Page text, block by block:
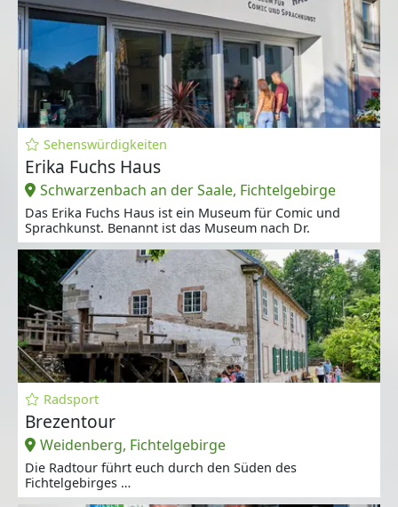
Sehenswürdigkeiten
Erika Fuchs Haus
Schwarzenbach an der Saale, Fichtelgebirge
Das Erika Fuchs Haus ist ein Museum für Comic und
Sprachkunst. Benannt ist das Museum nach Dr.
Radsport
Brezentour
Weidenberg, Fichtelgebirge
Die Radtour führt euch durch den Süden des
Fichtelgebirges …